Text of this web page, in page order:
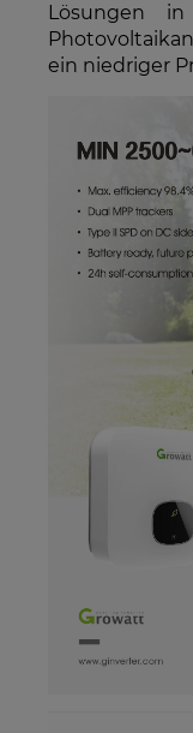
Lösungen
ein niedriger